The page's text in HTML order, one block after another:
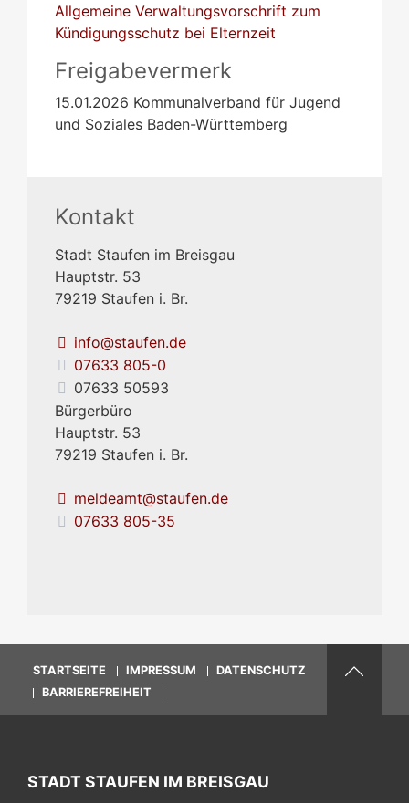
Allgemeine Verwaltungsvorschrift zum
Kündigungsschutz bei Elternzeit
Freigabevermerk
15.01.2026 Kommunalverband für Jugend
und Soziales Baden-Württemberg
Kontakt
Stadt Staufen im Breisgau
Hauptstr. 53
79219 Staufen i. Br.
info@staufen.de
07633 805-0
07633 50593
Bürgerbüro
Hauptstr. 53
79219 Staufen i. Br.
meldeamt@staufen.de
07633 805-35
STARTSEITE IMPRESSUM
DATENSCHUTZ
BARRIEREFREIHEIT
STADT STAUFEN IM BREISGAU